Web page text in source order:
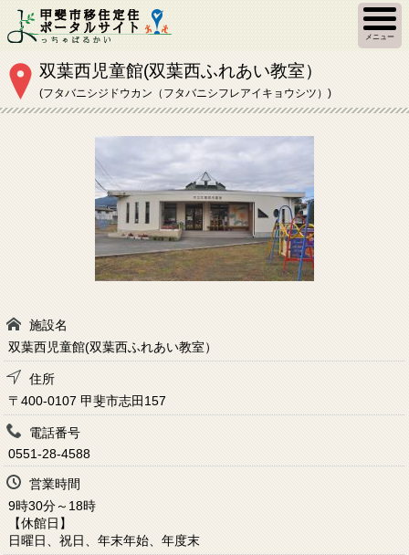
メニュー
双葉西児童館(双葉西ふれあい教室）
(フタバニシジドウカン（フタバニシフレアイキョウシツ）)
施設名
双葉西児童館(双葉西ふれあい教室）
住所
〒400-0107 甲斐市志田157
電話番号
0551-28-4588
営業時間
9時30分～18時
【休館日】
日曜日、祝日、年末年始、年度末